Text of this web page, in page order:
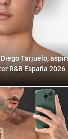
Diego Tarjuelo,
R&B España 2026